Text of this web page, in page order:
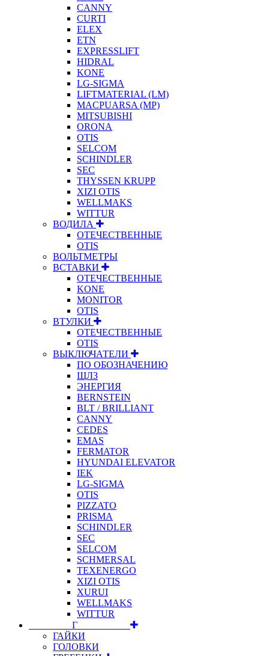
CANNY
CURTI
ELEX
ETN
EXPRESSLIFT
HIDRAL
KONE
LG-SIGMA
LIFTMATERIAL (LM)
MACPUARSA (MP)
MITSUBISHI
ORONA
OTIS
SELCOM
SCHINDLER
SEC
THYSSEN KRUPP
XIZI OTIS
WELLMAKS
WITTUR
ВОДИЛА
ОТЕЧЕСТВЕННЫЕ
OTIS
ВОЛЬТМЕТРЫ
ВСТАВКИ
ОТЕЧЕСТВЕННЫЕ
KONE
MONITOR
OTIS
ВТУЛКИ
ОТЕЧЕСТВЕННЫЕ
OTIS
ВЫКЛЮЧАТЕЛИ
ПО ОБОЗНАЧЕНИЮ
ЩЛЗ
ЭНЕРГИЯ
BERNSTEIN
BLT / BRILLIANT
CANNY
CEDES
EMAS
FERMATOR
HYUNDAI ELEVATOR
IEK
LG-SIGMA
OTIS
PIZZATO
PRISMA
SCHINDLER
SEC
SELCOM
SCHMERSAL
TEXENERGO
XIZI OTIS
XURUI
WELLMAKS
WITTUR
⠀⠀⠀⠀⠀⠀Г⠀⠀⠀⠀⠀⠀⠀
ГАЙКИ
ГОЛОВКИ